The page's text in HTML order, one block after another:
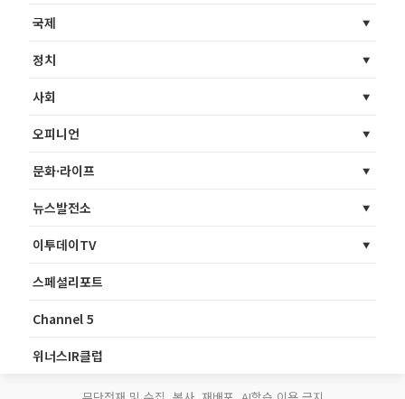
국제
정치
사회
오피니언
문화·라이프
뉴스발전소
이투데이TV
스페셜리포트
Channel 5
위너스IR클럽